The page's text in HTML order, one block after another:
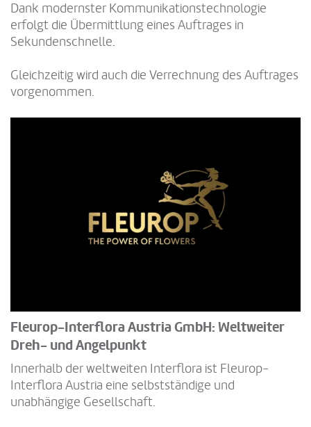
Dank modernster Kommunikationstechnologie
erfolgt die Übermittlung eines Auftrages in
Sekundenschnelle.
Gleichzeitig wird auch die Verrechnung des Auftrages
vorgenommen.
Fleurop-Interflora Austria GmbH: Weltweiter
Dreh- und Angelpunkt
Innerhalb der weltweiten Interflora ist Fleurop-
Interflora Austria eine selbstständige und
unabhängige Gesellschaft.